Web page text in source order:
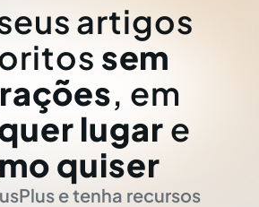
artigos
sem
, em
lugar e
quiser
e tenha recursos